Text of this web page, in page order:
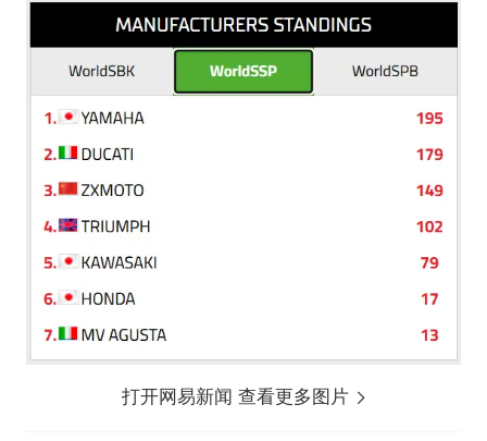
打开网易新闻 查看更多图片